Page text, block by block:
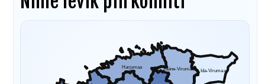
Harjumaa Lääne-Virumaa Ida-Virumaa